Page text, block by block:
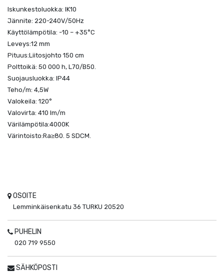
Iskunkestoluokka: IK10
Jännite: 220-240V/50Hz
Käyttölämpötila: -10 – +35°C
Leveys:12 mm
Pituus:Liitosjohto 150 cm
Polttoikä: 50 000 h, L70/B50.
Suojausluokka: IP44
Teho/m: 4,5W
Valokeila: 120°
Valovirta: 410 lm/m
Värilämpötila:4000K
Värintoisto:Ra≥80. 5 SDCM.
OSOITE
Lemminkäisenkatu 36 TURKU 20520
PUHELIN
020 719 9550
SÄHKÖPOSTI